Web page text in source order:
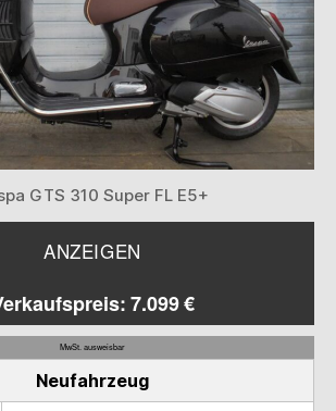
GTS 310 Super FL E5+
ANZEIGEN
7.099 €
MwSt. ausweisbar
Neufahrzeug